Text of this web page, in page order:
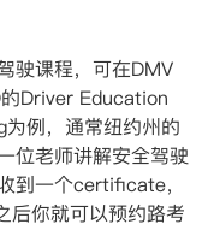
驶课程，可在DMV
Driver Education
例，通常纽约州的
位老师讲解安全驾驶
到一个certificate，
你就可以预约路考